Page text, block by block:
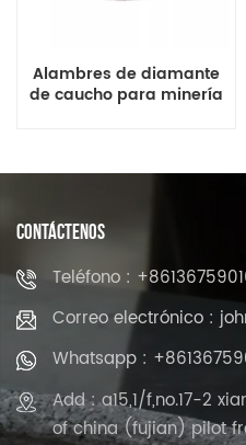
Alambres de diamante
de caucho para minería
CONTÁCTENOS
Teléfono :
Correo electrónico :
Whatsapp :
Add : a15,1/f,no.17-2
of china (fujian) pilot